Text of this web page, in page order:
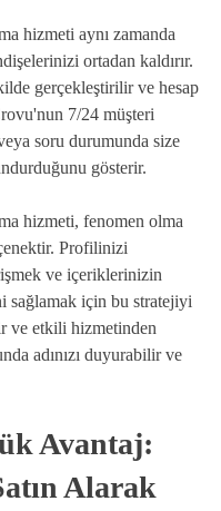
hizmeti aynı zamanda
ortadan kaldırır.
gerçekleştirilir ve hesap
7/24 müşteri
soru durumunda size
gösterir.
hizmeti, fenomen olma
Profilinizi
ve içeriklerinizin
sağlamak için bu stratejiyi
ve etkili hizmetinden
adınızı duyurabilir ve
Avantaj:
Alarak